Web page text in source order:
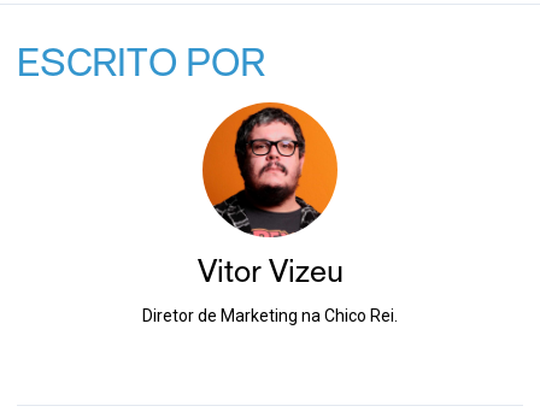
ESCRITO POR
Vitor Vizeu
Diretor de Marketing na Chico Rei.